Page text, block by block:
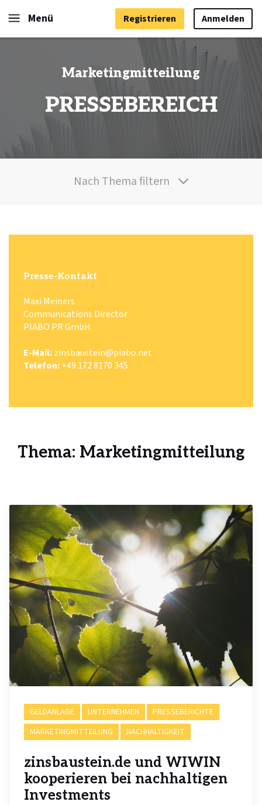
Menü Registrieren Anmelden
Marketingmitteilung
PRESSEBEREICH
Nach Thema filtern
Presse-Kontakt
Maxi Meiners
Communications Director
PIABO PR GmbH
E-Mail:zinsbaustein@piabo.net
Telefon:+49 172 8170 345
Thema: Marketingmitteilung
GELDANLAGE UNTERNEHMEN
PRESSEBERICHTE
MARKETINGMITTEILUNG
NACHHALTIGKEIT
zinsbaustein.de und WIWIN
kooperieren bei nachhaltigen
Investments